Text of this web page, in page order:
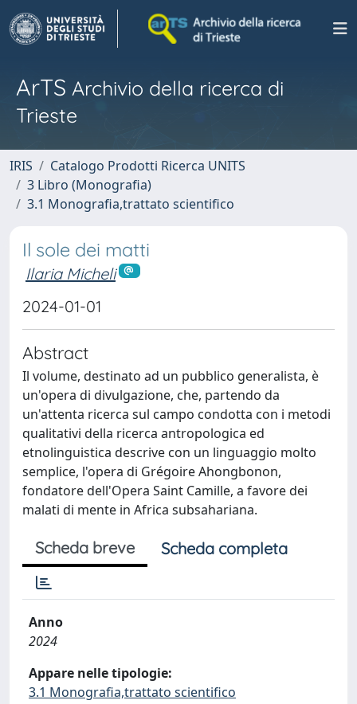
ArTS Archivio della ricerca di
Trieste
IRIS
Catalogo Prodotti Ricerca UNITS
3 Libro (Monografia)
3.1 Monografia,trattato scientifico
Il sole dei matti
Ilaria Micheli
2024-01-01
Abstract
Il volume, destinato ad un pubblico generalista, è
un'opera di divulgazione, che, partendo da
un'attenta ricerca sul campo condotta con i metodi
qualitativi della ricerca antropologica ed
etnolinguistica descrive con un linguaggio molto
semplice, l'opera di Grégoire Ahongbonon,
fondatore dell'Opera Saint Camille, a favore dei
malati di mente in Africa subsahariana.
Scheda breve Scheda completa
Anno
2024
Appare nelle tipologie:
3.1 Monografia,trattato scientifico